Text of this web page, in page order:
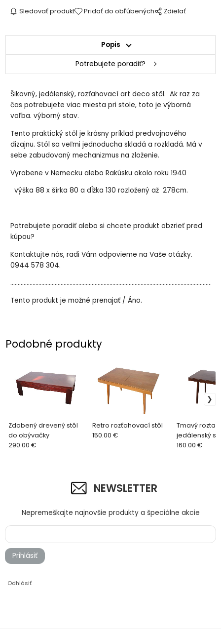
Sledovať produkt Pridať do obľúbených Zdielať
Popis
Potrebujete poradiť?
Šikovný, jedálenský, rozťahovací art deco stôl. Ak raz za
čas potrebujete viac miesta pri stole, toto je výborná
voľba. výborný stav.
Tento praktický stôl je krásny príklad predvojnového
dizajnu. Stôl sa veľmi jednoducha skladá a rozkladá. Má v
sebe zabudovaný mechanizmus na zloženie.
Vyrobene v Nemecku alebo Rakúsku okolo roku 1940
výška 88 x šírka 80 a dĺžka 130 rozložený až 278cm.
Potrebujete poradiť alebo si chcete produkt obzrieť pred
kúpou?
Kontaktujte nás, radi Vám odpovieme na Vaše otázky.
0944 578 304.
Tento produkt je možné prenajať / Áno.
Podobné produkty
Zdobený drevený stôl
do obývačky
290.00 €
Retro rozťahovací stôl
150.00 €
Tmavý
jedálenský
160.00 €
NEWSLETTER
Nepremeškajte najnovšie produkty a špeciálne akcie
Prihlásiť
Odhlásiť